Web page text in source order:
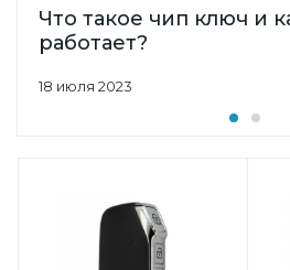
18 июля 2023
Что такое чип ключ и
работает?